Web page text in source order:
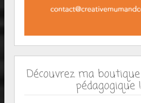
Découvrez ma
pédagogique !